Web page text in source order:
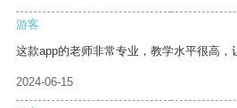
游客
这款app的老师非常专业，教学水平很高，
2024-06-15